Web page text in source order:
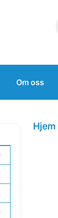
Om oss
Hjem